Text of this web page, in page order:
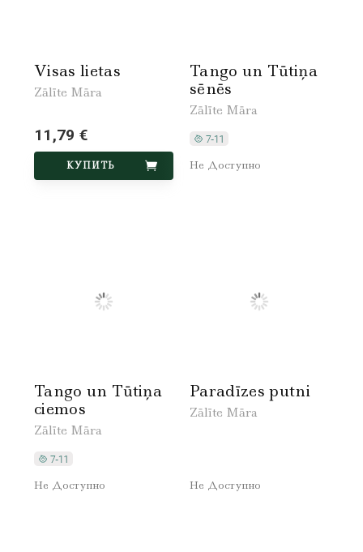
Visas lietas
Zālīte Māra
11,79 €
КУПИТЬ
Tango un Tūtiņa
sēnēs
Zālīte Māra
Не Доступно
Tango un Tūtiņa
ciemos
Zālīte Māra
Не Доступно
Paradīzes putni
Zālīte Māra
Не Доступно